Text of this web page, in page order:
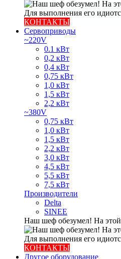
Для выполнения его
КОНТАКТЫ
Сервоприводы
~220V
0.1 кВт
0,2 кВт
0,4 кВт
0,75 кВт
1,0 кВт
1,5 кВт
2,2 кВт
~380V
0,75 кВт
1,0 кВт
1,5 кВт
2,2 кВт
3,0 кВт
4,5 кВт
5,5 кВт
7,5 кВт
Производители
Delta
SINEE
Наш шеф обезумел! На этой
Для выполнения его
КОНТАКТЫ
Другое оборудование